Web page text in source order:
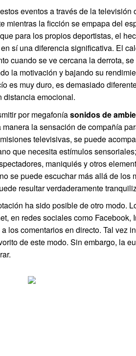
eventos a través de la televisión
mientras la ficción se empapa del
para los propios deportistas, el
sí una diferencia significativa. El
cuando se ve cercana la derrota,
la motivación y bajando su
es muy duro, es demasiado
distancia emocional.
por megafoníasonidos de
la sensación de compañía
televisivas, se puede
que necesita estímulos
maniquiés y otros
se puede escuchar más allá de los
resultar verdaderamente
ha sido posible de otro modo.
en redes sociales como Facebook,
los comentarios en directo. Tal vez
de este modo. Sin embargo, la